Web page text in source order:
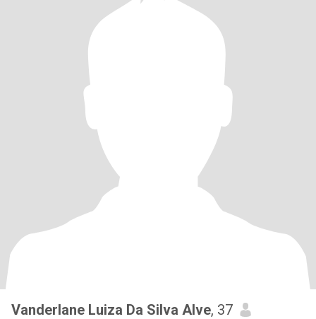
Vanderlane Luiza Da Silva Alve, 37